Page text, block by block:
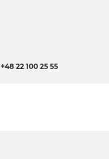
+48 22 100 25 55